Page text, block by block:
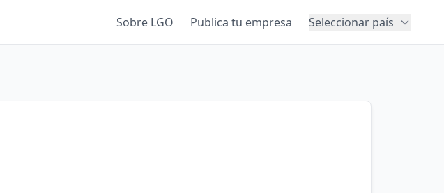
Sobre LGO Publica tu empresa Seleccionar país